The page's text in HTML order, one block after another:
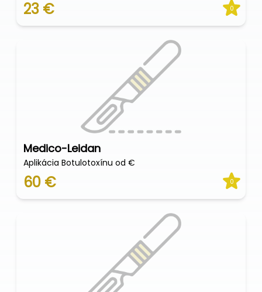
23 € 0
Medico-Leidan
Aplikácia Botulotoxínu od €
60 € 0